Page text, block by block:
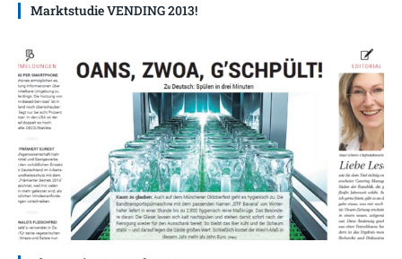
Marktstudie VENDING 2013!